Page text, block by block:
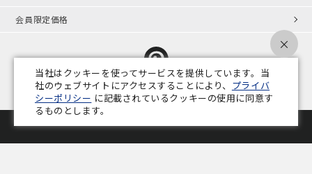
会員限定価格
プライバシーポリシー 特定商取引法 会社概要 業務用家具コラム
当社はクッキーを使ってサービスを提供しています。当
社のウェブサイトにアクセスすることにより、 プライバ
シーポリシー に記載されているクッキーの使用に同意す
るものとします。
×